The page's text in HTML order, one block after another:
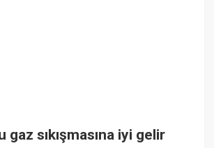
gaz sıkışmasına iyi gelir